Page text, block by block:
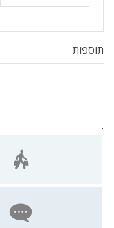
תוספות
.